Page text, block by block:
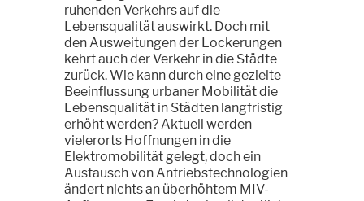
ruhenden Verkehrs auf die
Lebensqualität auswirkt. Doch mit
den Ausweitungen der Lockerungen
kehrt auch der Verkehr in die Städte
zurück. Wie kann durch eine gezielte
Beeinflussung urbaner Mobilität die
Lebensqualität in Städten langfristig
erhöht werden? Aktuell werden
vielerorts Hoffnungen in die
Elektromobilität gelegt, doch ein
Austausch von Antriebstechnologien
ändert nichts an überhöhtem MIV-